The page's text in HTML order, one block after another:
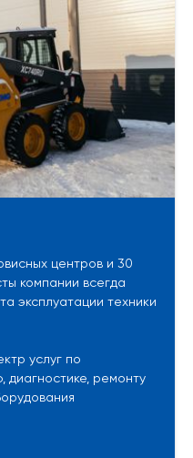
центров и 30
компании всегда
эксплуатации техники
услуг по
диагностике, ремонту